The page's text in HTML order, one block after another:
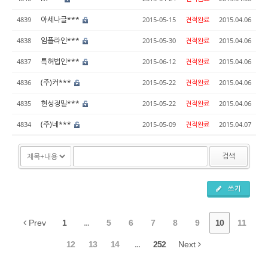
4839 아세나글*** 2015-05-15 견적완료 2015.04.06
4838 임플라인*** 2015-05-30 견적완료 2015.04.06
4837 특허법인*** 2015-06-12 견적완료 2015.04.06
4836 (주)커*** 2015-05-22 견적완료 2015.04.06
4835 현성정밀*** 2015-05-22 견적완료 2015.04.06
4834 (주)네*** 2015-05-09 견적완료 2015.04.07
검색
쓰기
Prev 1 ... 5 6 7 8 9 10 11
12 13 14 ... 252 Next